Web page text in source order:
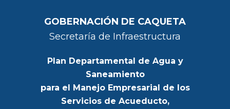
GOBERNACIÓN DE CAQUETA
Secretaría de Infraestructura
Plan Departamental de Agua y
Saneamiento
para el Manejo Empresarial de los
Servicios de Acueducto,